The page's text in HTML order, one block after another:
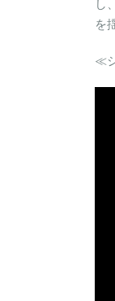
し
を
≪